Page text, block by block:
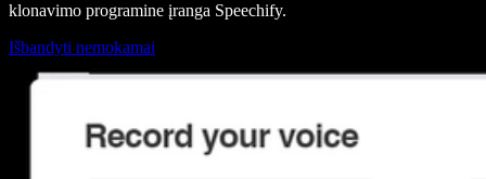
klonavimo programine įranga Speechify.
Išbandyti nemokamai